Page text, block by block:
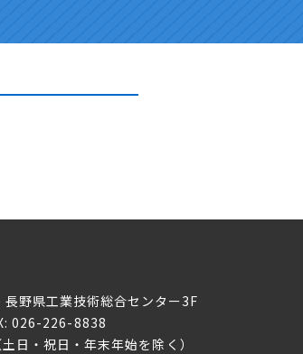
長野県工業技術総合センター3F
026-226-8838
日・祝日・年末年始を除く）